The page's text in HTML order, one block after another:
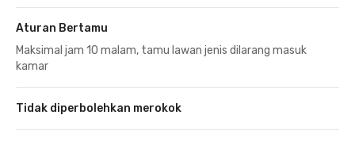
Aturan Bertamu
Maksimal jam 10 malam, tamu lawan jenis dilarang masuk
kamar
Tidak diperbolehkan merokok